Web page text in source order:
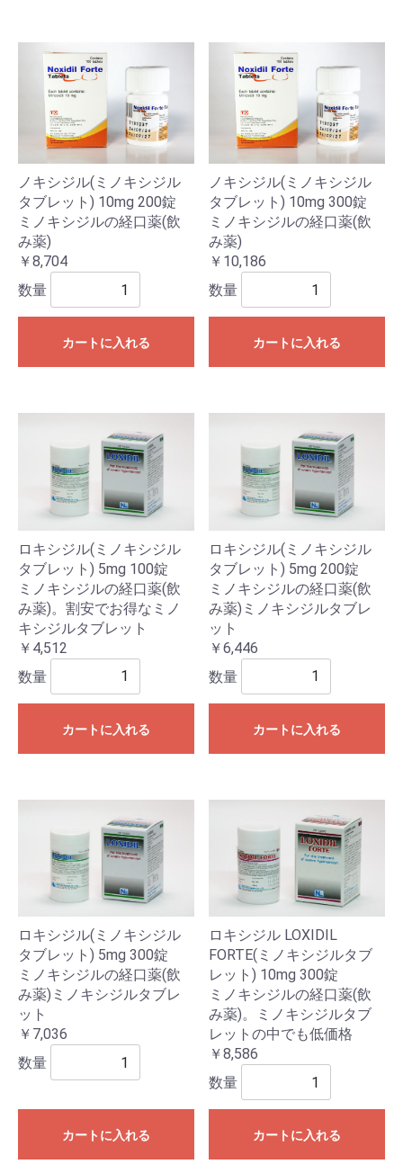
ノキシジル(ミノキシジル
タブレット) 10mg 200錠
ミノキシジルの経口薬(飲
み薬)
￥8,704
数量
カートに入れる
ノキシジル(ミノキシジル
タブレット) 10mg 300錠
ミノキシジルの経口薬(飲
み薬)
￥10,186
数量
カートに入れる
ロキシジル(ミノキシジル
タブレット) 5mg 100錠
ミノキシジルの経口薬(飲
み薬)。割安でお得なミノ
キシジルタブレット
￥4,512
数量
カートに入れる
ロキシジル(ミノキシジル
タブレット) 5mg 200錠
ミノキシジルの経口薬(飲
み薬)ミノキシジルタブレ
ット
￥6,446
数量
カートに入れる
ロキシジル(ミノキシジル
タブレット) 5mg 300錠
ミノキシジルの経口薬(飲
み薬)ミノキシジルタブレ
ット
￥7,036
数量
カートに入れる
ロキシジル LOXIDIL
FORTE(ミノキシジルタブ
レット) 10mg 300錠
ミノキシジルの経口薬(飲
み薬)。ミノキシジルタブ
レットの中でも低価格
￥8,586
数量
カートに入れる